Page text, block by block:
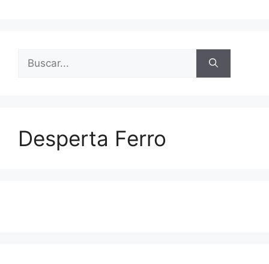
Buscar:
Desperta Ferro